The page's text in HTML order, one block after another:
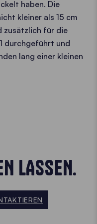
haben. Die
kleiner als 15 cm
zusätzlich für die
durchgeführt und
lang einer kleinen
LASSEN.